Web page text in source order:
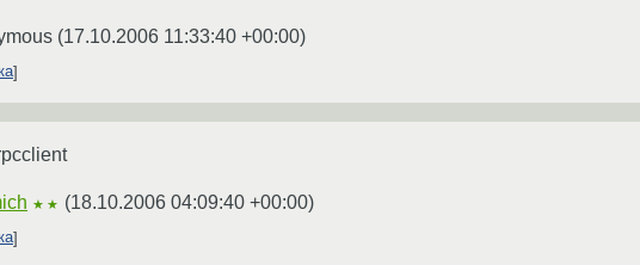
(17.10.2006 11:33:40 +00:00)
★★ (18.10.2006 04:09:40 +00:00)